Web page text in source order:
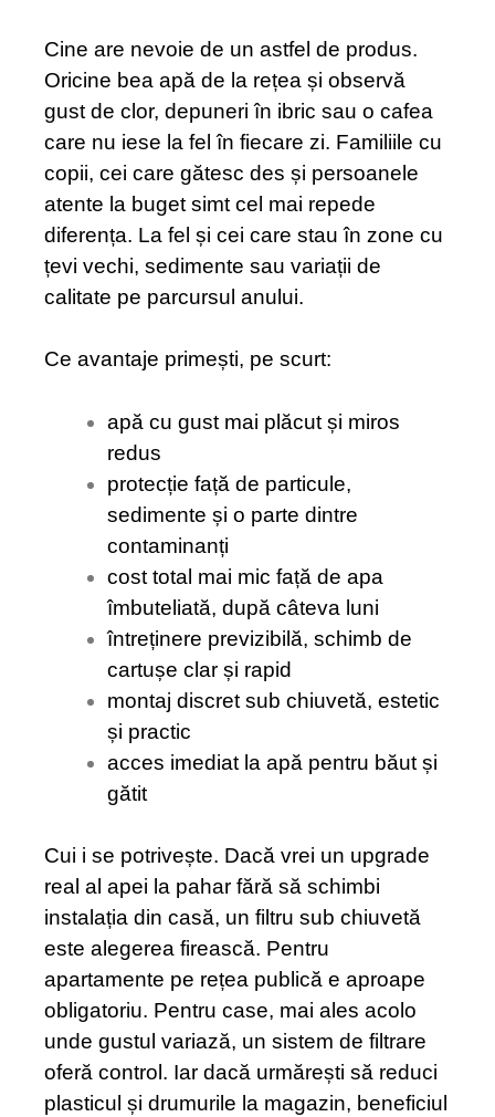
Cine are nevoie de un astfel de produs.
Oricine bea apă de la rețea și observă
gust de clor, depuneri în ibric sau o cafea
care nu iese la fel în fiecare zi. Familiile cu
copii, cei care gătesc des și persoanele
atente la buget simt cel mai repede
diferența. La fel și cei care stau în zone cu
țevi vechi, sedimente sau variații de
calitate pe parcursul anului.
Ce avantaje primești, pe scurt:
apă cu gust mai plăcut și miros
redus
protecție față de particule,
sedimente și o parte dintre
contaminanți
cost total mai mic față de apa
îmbuteliată, după câteva luni
întreținere previzibilă, schimb de
cartușe clar și rapid
montaj discret sub chiuvetă, estetic
și practic
acces imediat la apă pentru băut și
gătit
Cui i se potrivește. Dacă vrei un upgrade
real al apei la pahar fără să schimbi
instalația din casă, un filtru sub chiuvetă
este alegerea firească. Pentru
apartamente pe rețea publică e aproape
obligatoriu. Pentru case, mai ales acolo
unde gustul variază, un sistem de filtrare
oferă control. Iar dacă urmărești să reduci
plasticul și drumurile la magazin, beneficiul